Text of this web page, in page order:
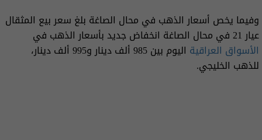
وفيما يخص أسعار الذهب في محال الصاغة بلغ سعر بيع المثقال
عيار 21 في محال الصاغة انخفاض جديد بأسعار الذهب في
الأسواق العراقية
اليوم بين 985 ألف دينار و995 ألف دينار،
للذهب الخليجي.